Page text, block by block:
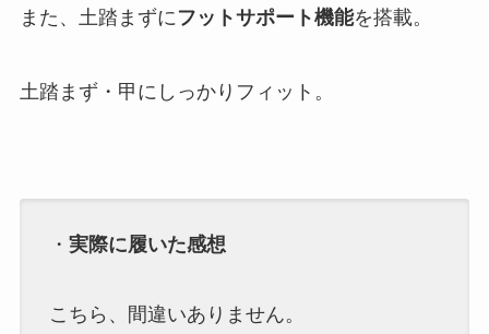
また、土踏まずにフットサポート機能を搭載。
土踏まず・甲にしっかりフィット。
・ 実際に履いた感想
こちら、間違いありません。